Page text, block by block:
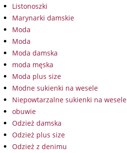
Listonoszki
Marynarki damskie
Moda
Moda
Moda damska
moda męska
Moda plus size
Modne sukienki na wesele
Niepowtarzalne sukienki na wesele
obuwie
Odzież damska
Odzież plus size
Odzież z denimu